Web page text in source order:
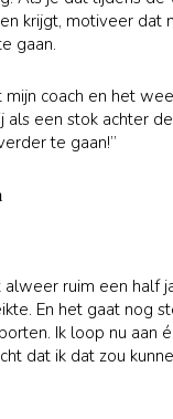
krijgt, motiveer dat
gaan.
mijn coach en het
als een stok achter
te gaan!”
alweer ruim een half
En het gaat nog
Ik loop nu aan
dat ik dat zou